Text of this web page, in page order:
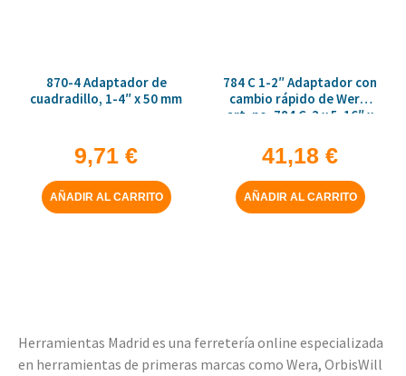
870-4 Adaptador de
cuadradillo, 1-4″ x 50 mm
9,71 €
AÑADIR AL CARRITO
784 C 1-2″ Adaptador con
cambio rápido de Wera,
art. no. 784 C-2 x 5-16″ x
41,18 €
AÑADIR AL CARRITO
Herramientas Madrid es una ferretería online especializada
en herramientas de primeras marcas como Wera, OrbisWill